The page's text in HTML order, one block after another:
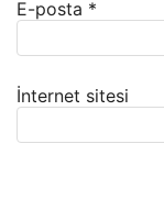
E-posta *
İnternet sitesi